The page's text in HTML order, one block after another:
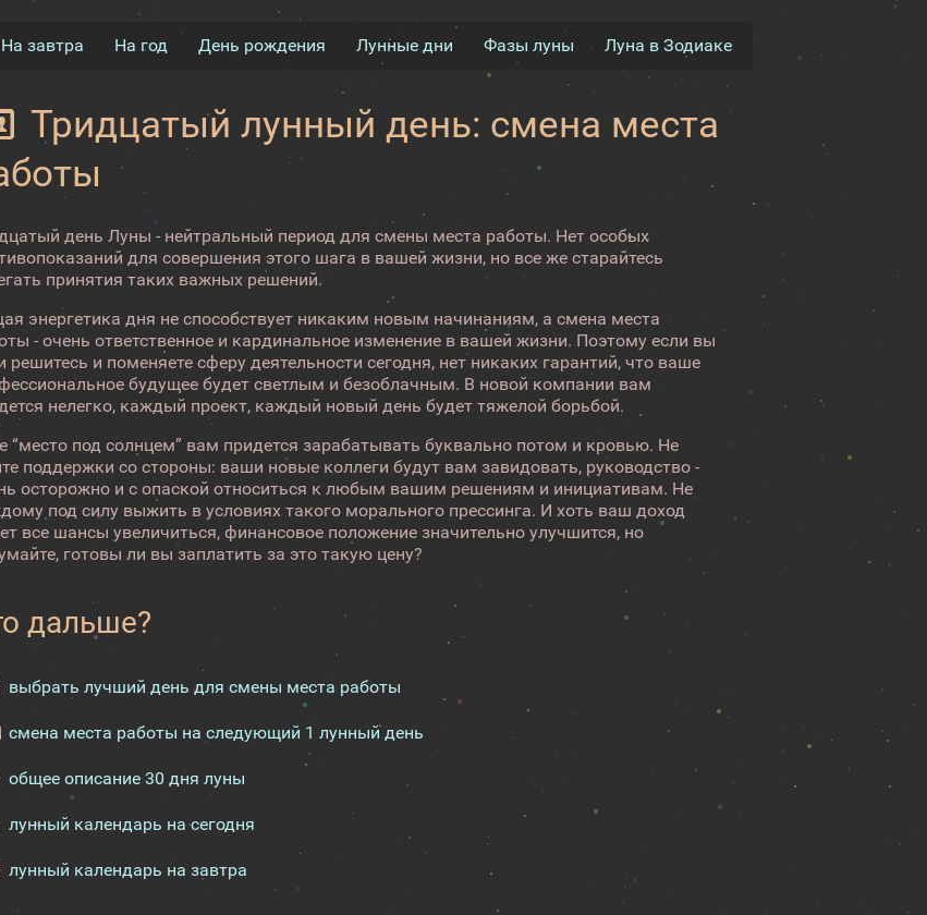
На завтра На год День рождения Лунные дни Фазы луны Луна в Зодиаке
Тридцатый лунный день: смена места
день Луны - нейтральный период для смены места работы. Нет особых
для совершения этого шага в вашей жизни, но все же старайтесь
принятия таких важных решений.
энергетика дня не способствует никаким новым начинаниям, а смена места
- очень ответственное и кардинальное изменение в вашей жизни. Поэтому если вы
решитесь и поменяете сферу деятельности сегодня, нет никаких гарантий, что ваше
будущее будет светлым и безоблачным. В новой компании вам
нелегко, каждый проект, каждый новый день будет тяжелой борьбой.
“место под солнцем” вам придется зарабатывать буквально потом и кровью. Не
поддержки со стороны: ваши новые коллеги будут вам завидовать, руководство -
осторожно и с опаской относиться к любым вашим решениям и инициативам. Не
под силу выжить в условиях такого морального прессинга. И хоть ваш доход
все шансы увеличиться, финансовое положение значительно улучшится, но
готовы ли вы заплатить за это такую цену?
дальше?
выбрать лучший день для смены места работы
смена места работы на следующий 1 лунный день
общее описание 30 дня луны
лунный календарь на сегодня
лунный календарь на завтра